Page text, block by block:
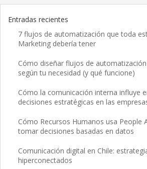
Entradas recientes
7 flujos de automatización que toda
Marketing debería tener
Cómo diseñar flujos de
según tu necesidad (y qué funcione)
Cómo la comunicación interna influye
decisiones estratégicas en las
Cómo Recursos Humanos usa People
tomar decisiones basadas en datos
Comunicación digital en Chile:
hiperconectados